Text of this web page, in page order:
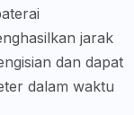
jarak
dan dapat
dalam waktu